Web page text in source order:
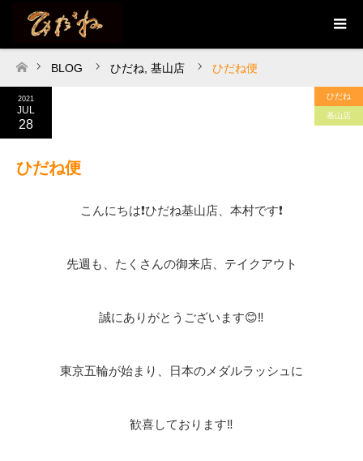
ホーム
BLOG ひだね 基山店 ひだね便
2021
JUL
28
ひだね
基山店
ひだね便
こんにちは❗ひだね基山店、本村です❗
先週も、たくさんの御来店、テイクアウト
誠にありがとうございます😊‼️
東京五輪が始まり、日本のメダルラッシュに
歓喜しております‼️